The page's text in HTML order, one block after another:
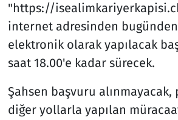
"https://
internet adresinden
elektronik olarak yapılacak
saat 18.00'e kadar sürecek.
Şahsen başvuru alınmayacak,
diğer yollarla yapılan